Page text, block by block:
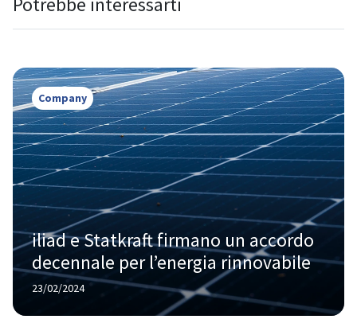
Company
iliad e Statkraft firmano un accordo
decennale per l’energia rinnovabile
23/02/2024